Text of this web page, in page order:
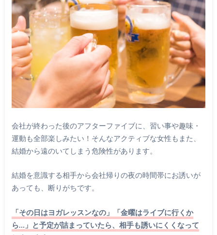
会社が終わった後のアフターファイブに、習い事や趣味・
運動も全部楽しみたい！そんなアクティブな女性もまた、
結婚から遠のいてしまう危険性があります。
結婚を意識する相手から会社帰りの夜の時間帯にお誘いが
あっても、断りがちです。
「その日はヨガレッスンなの」「金曜はライブに行くか
ら…」と予定が詰まっていたら、相手も誘いにくくなって